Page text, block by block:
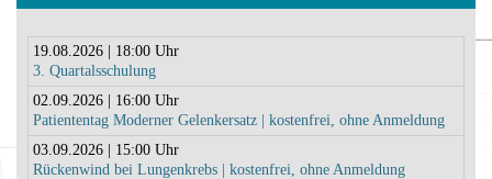
19.08.2026 | 18:00 Uhr
3. Quartalsschulung
02.09.2026 | 16:00 Uhr
Patiententag Moderner Gelenkersatz | kostenfrei, ohne Anmeldung
03.09.2026 | 15:00 Uhr
Rückenwind bei Lungenkrebs | kostenfrei, ohne Anmeldung